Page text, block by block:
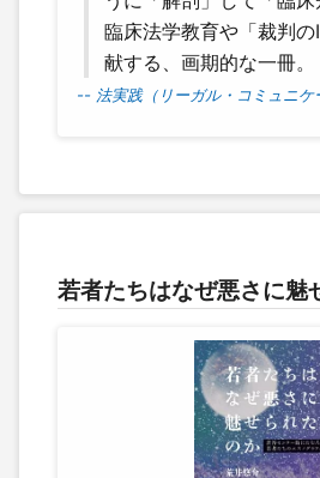
臨床法学教育や「裁判
献する、画期的な一冊。
-- 法実践（リーガル・コミュニケ
若者たちはなぜ悪さに魅